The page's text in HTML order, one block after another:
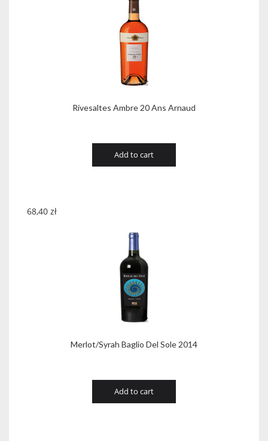
Rivesaltes Ambre 20 Ans Arnaud
Add to cart
Merlot/Syrah Baglio Del Sole 2014
68,40 zł
Add to cart